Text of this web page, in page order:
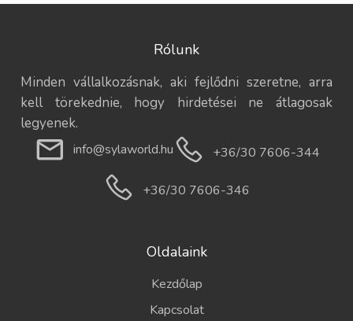
Rólunk
Minden vállalkozásnak, aki fejlődni szeretne, arra
kell törekednie, hogy hirdetései ne átlagosak
legyenek.
info@sylaworld.hu +36/30 7606-344
+36/30 7606-346
Oldalaink
Kezdőlap
Kapcsolat